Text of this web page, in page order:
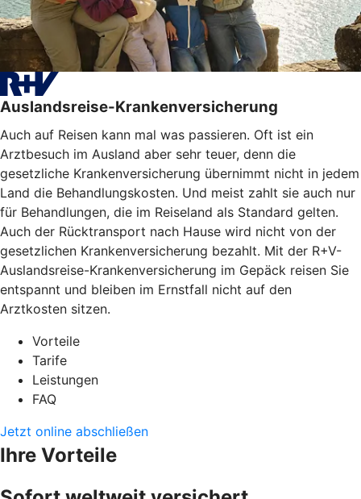
Auslandsreise-Krankenversicherung
Auch auf Reisen kann mal was passieren. Oft ist ein
Arztbesuch im Ausland aber sehr teuer, denn die
gesetzliche Krankenversicherung übernimmt nicht in jedem
Land die Behandlungskosten. Und meist zahlt sie auch nur
für Behandlungen, die im Reiseland als Standard gelten.
Auch der Rücktransport nach Hause wird nicht von der
gesetzlichen Krankenversicherung bezahlt. Mit der R+V-
Auslandsreise-Krankenversicherung im Gepäck reisen Sie
entspannt und bleiben im Ernstfall nicht auf den
Arztkosten sitzen.
Vorteile
Tarife
Leistungen
FAQ
Jetzt online abschließen
Ihre Vorteile